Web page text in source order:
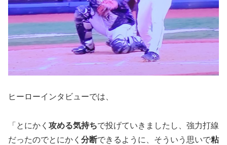
ヒーローインタビューでは、
「とにかく 攻める気持ちで投げていきましたし、強力打線
だったのでとにかく 分断できるように、そういう思いで粘